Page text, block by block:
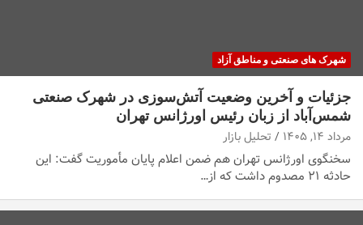
شهرک های صنعتی و مناطق آزاد
جزئیات و آخرین وضعیت آتش‌سوزی در شهرک صنعتی
شمس‌آباد از زبان رئیس اورژانس تهران
مرداد ۱۴, ۱۴۰۵ تحلیل بازار
سخنگوی اورژانس تهران هم ضمن اعلام پایان مأموریت گفت: این
حادثه ۲۱ مصدوم داشت که از…